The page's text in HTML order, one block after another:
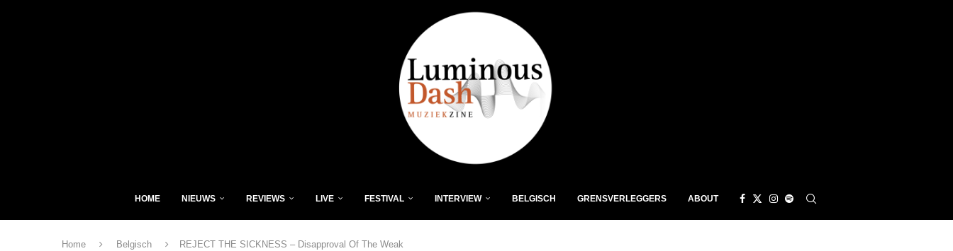
HOME NIEUWS REVIEWS LIVE FESTIVAL INTERVIEW BELGISCH GRENSVERLEGGERS ABOUT
Home Belgisch REJECT THE SICKNESS – Disapproval Of The Weak